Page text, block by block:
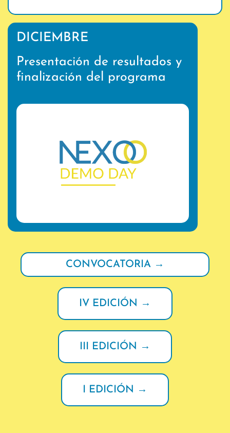
DICIEMBRE
Presentación de resultados y
finalización del programa
CONVOCATORIA →
IV EDICIÓN →
III EDICIÓN →
I EDICIÓN →